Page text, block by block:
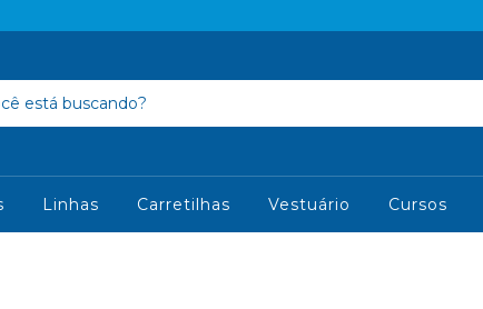
Linhas Carretilhas Vestuário Cursos